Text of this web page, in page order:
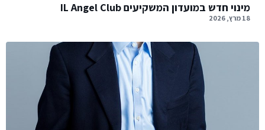
מינוי חדש במועדון המשקיעים IL Angel Club
18 מרץ, 2026